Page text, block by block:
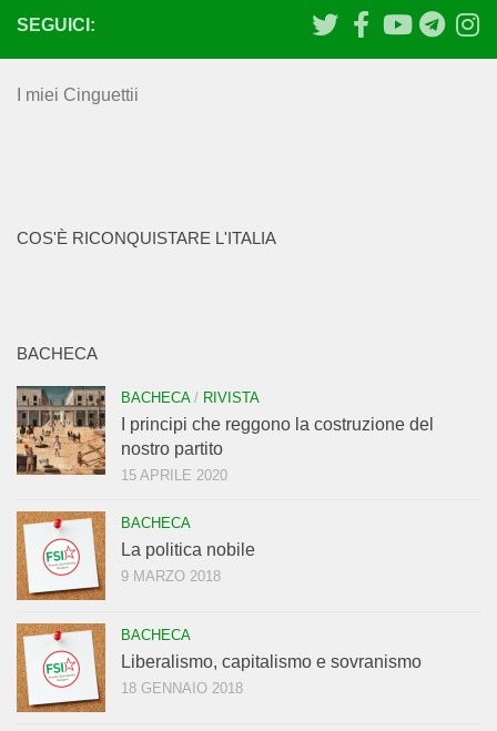
SEGUICI:
I miei Cinguettii
COS'È RICONQUISTARE L'ITALIA
BACHECA
BACHECA/ RIVISTA
I principi che reggono la costruzione del
nostro partito
15 APRILE 2020
BACHECA
La politica nobile
9 MARZO 2018
BACHECA
Liberalismo, capitalismo e sovranismo
18 GENNAIO 2018